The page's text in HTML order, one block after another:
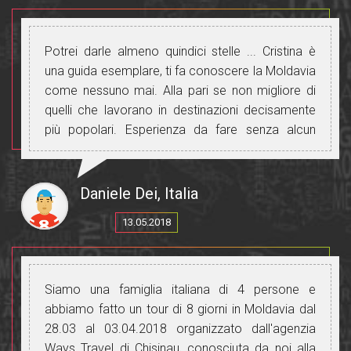
Potrei darle almeno quindici stelle ... Cristina è
una guida esemplare, ti fa conoscere la Moldavia
come nessuno mai. Alla pari se non migliore di
quelli che lavorano in destinazioni decisamente
più popolari. Esperienza da fare senza alcun
dubbio.
Daniele Dei, Italia
13.05.2018
Siamo una famiglia italiana di 4 persone e
abbiamo fatto un tour di 8 giorni in Moldavia dal
28.03 al 03.04.2018 organizzato dall'agenzia